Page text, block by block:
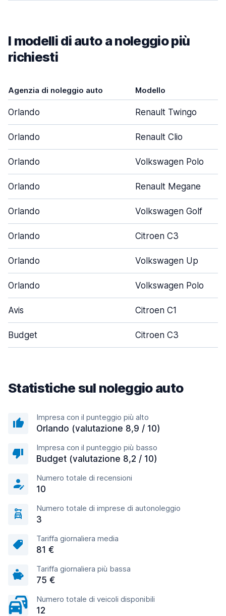
I modelli di auto a noleggio più
richiesti
Agenzia di noleggio auto Modello
Orlando Renault Twingo
Orlando Renault Clio
Orlando Volkswagen Polo
Orlando Renault Megane
Orlando Volkswagen Golf
Orlando Citroen C3
Orlando Volkswagen Up
Orlando Volkswagen Polo
Avis Citroen C1
Budget Citroen C3
Statistiche sul noleggio auto
Impresa con il punteggio più alto
Orlando (valutazione 8,9 / 10)
Impresa con il punteggio più basso
Budget (valutazione 8,2 / 10)
Numero totale di recensioni
10
Numero totale di imprese di autonoleggio
3
Tariffa giornaliera media
81 €
Tariffa giornaliera più bassa
75 €
Numero totale di veicoli disponibili
12